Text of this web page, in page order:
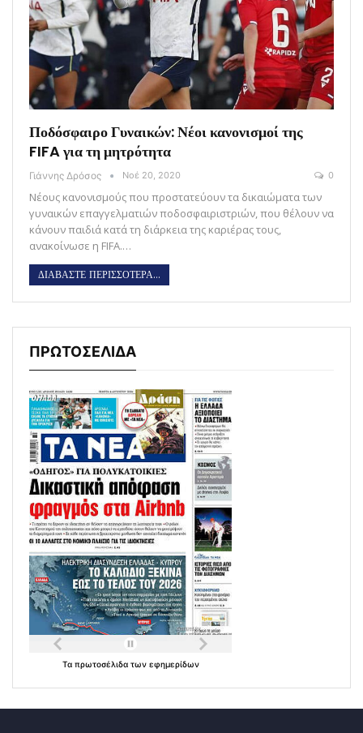
Ποδόσφαιρο Γυναικών: Νέοι κανονισμοί της
FIFA για τη μητρότητα
Γιάννης Δρόσος Νοέ 20, 2020 0
Νέους κανονισμούς που προστατεύουν τα δικαιώματα των
γυναικών επαγγελματιών ποδοσφαιριστριών, που θέλουν να
κάνουν παιδιά κατά τη διάρκεια της καριέρας τους,
ανακοίνωσε η FIFA.…
ΔΙΑΒΑΣΤΕ ΠΕΡΙΣΣΟΤΕΡΑ...
ΠΡΩΤΟΣΕΛΙΔΑ
Τα πρωτοσέλιδα των εφημερίδων